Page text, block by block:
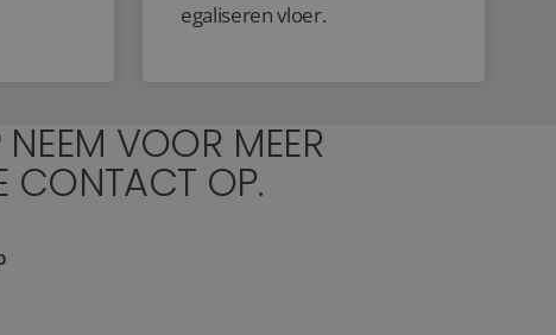
egaliseren vloer.
NEEM VOOR MEER
CONTACT OP.